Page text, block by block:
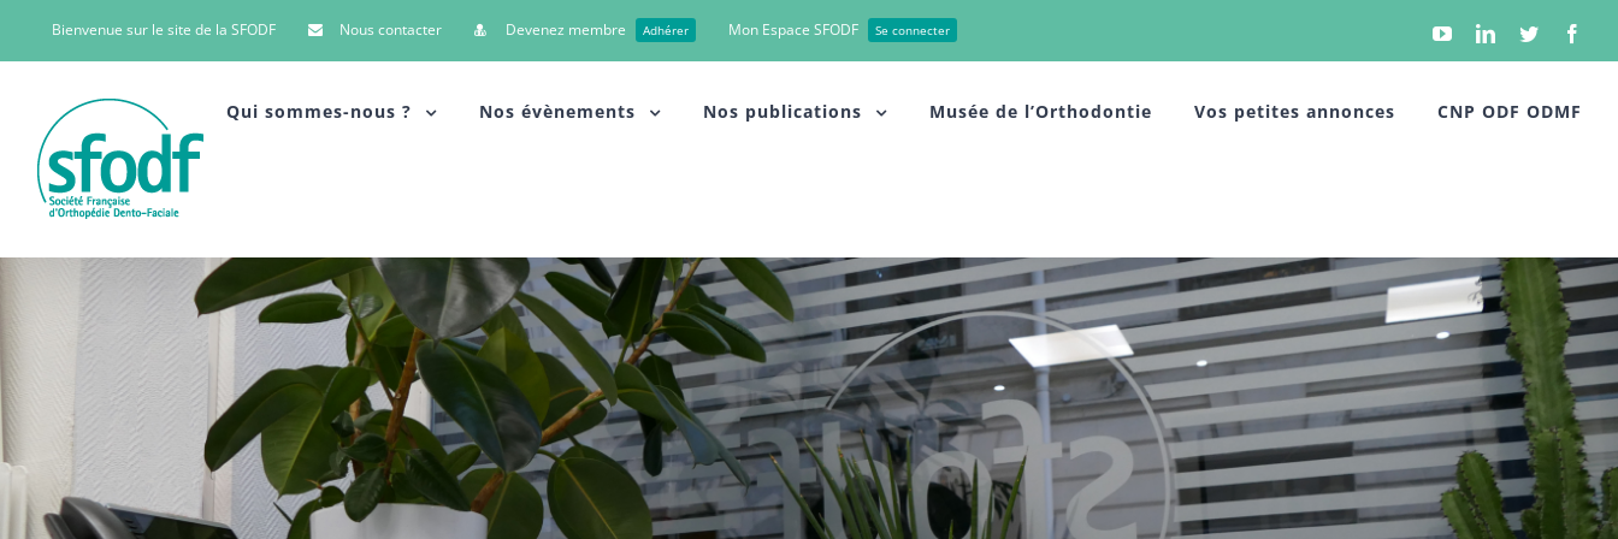
Bienvenue sur le site de la SFODF Nous contacter Devenez membre Adhérer Mon Espace SFODF Se connecter YouTubeLinkedinTwitter
Qui sommes-nous ? Nos évènements Nos publications Musée de l’Orthodontie Vos petites annonces CNP ODF ODMF